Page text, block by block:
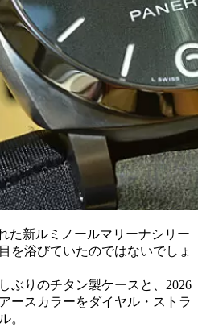
た新ルミノールマリーナシリー
を浴びていたのではないでしょ
ぶりのチタン製ケースと、2026
ースカラーをダイヤル・ストラ
。